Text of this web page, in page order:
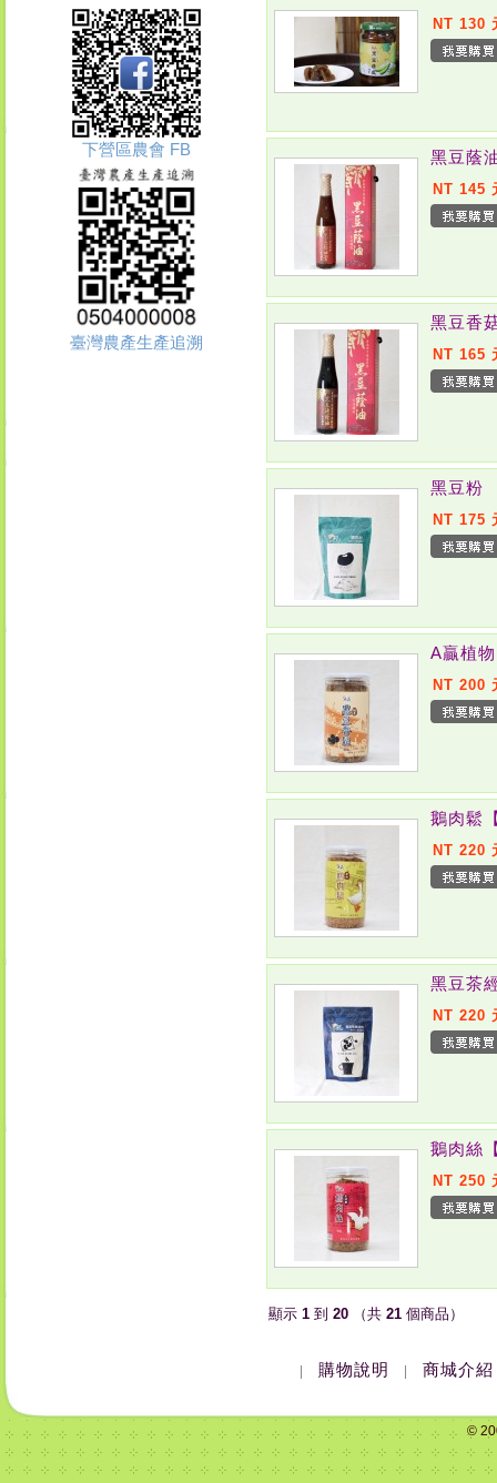
下營區農會 FB
臺灣農產生產追溯
NT 130
黑豆蔭
NT 145
黑豆香
NT 165
黑豆粉
NT 175
A贏植
NT 200
鵝肉鬆
NT 220
黑豆茶
NT 220
鵝肉絲
NT 250
顯示 1 到 20 （共 21 個商品）
購物說明 商城介紹
©